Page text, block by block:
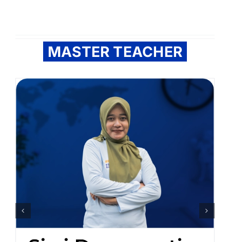
MASTER TEACHER